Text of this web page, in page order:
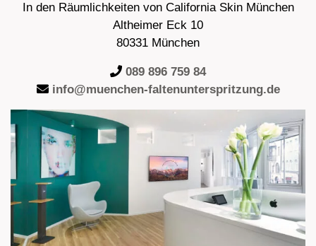
In den Räumlichkeiten von California Skin München
Altheimer Eck 10
80331 München
089 896 759 84
info@muenchen-faltenunterspritzung.de